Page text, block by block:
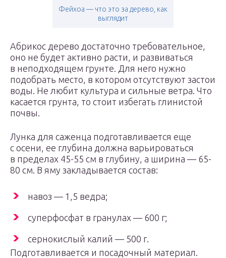
Фейхоа — что это за дерево, как
выглядит
Абрикос дерево достаточно требовательное,
оно не будет активно расти, и развиваться
в неподходящем грунте. Для него нужно
подобрать место, в котором отсутствуют застои
воды. Не любит культура и сильные ветра. Что
касается грунта, то стоит избегать глинистой
почвы.
Лунка для саженца подготавливается еще
с осени, ее глубина должна варьироваться
в пределах 45-55 см в глубину, а ширина — 65-
80 см. В яму закладывается состав:
навоз — 1,5 ведра;
суперфосфат в гранулах — 600 г;
сернокислый калий — 500 г.
Подготавливается и посадочный материал.